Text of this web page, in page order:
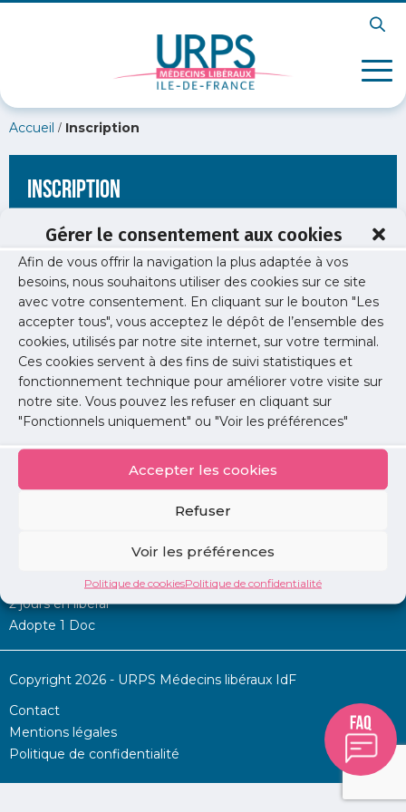
Gérer le consentement aux cookies
Afin de vous offrir la navigation la plus adaptée à vos
besoins, nous souhaitons utiliser des cookies sur ce site
avec votre consentement. En cliquant sur le bouton "Les
accepter tous", vous acceptez le dépôt de l’ensemble des
cookies, utilisés par notre site internet, sur votre terminal.
Ces cookies servent à des fins de suivi statistiques et
fonctionnement technique pour améliorer votre visite sur
notre site. Vous pouvez les refuser en cliquant sur
"Fonctionnels uniquement" ou "Voir les préférences"
Accepter les cookies
Refuser
Voir les préférences
Politique de cookiesPolitique de confidentialité
Accueil / Inscription
Inscription
[wppb-register form_name="inscription"
redirect_url="https://www.urps-med-idf.org/?
attachment_id=32962"]
Permanence d’aide à l’installation
2 jours en libéral
Adopte 1 Doc
Copyright 2026 - URPS Médecins libéraux IdF
Contact
Mentions légales
Politique de confidentialité